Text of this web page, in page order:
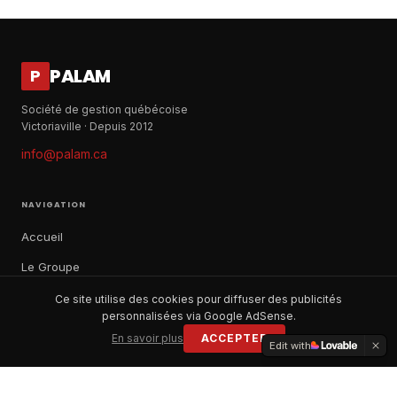
P PALAM
Société de gestion québécoise
Victoriaville · Depuis 2012
info@palam.ca
NAVIGATION
Accueil
Le Groupe
Notre histoire
Ce site utilise des cookies pour diffuser des publicités
personnalisées via Google AdSense.
En savoir plus
ACCEPTER
Edit with